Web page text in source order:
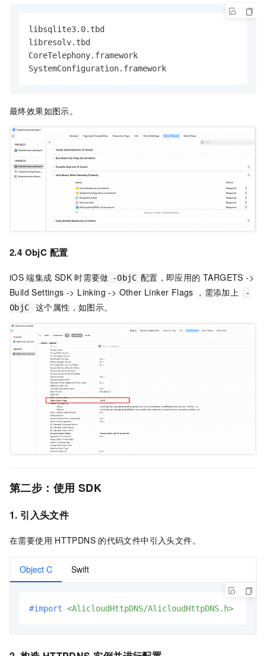
libsqlite3.0.tbd
libresolv.tbd
CoreTelephony.framework
SystemConfiguration.framework
最终效果如图示。
2.4 ObjC 配置
iOS 端集成 SDK 时需要做 -ObjC 配置，即应用的 TARGETS ->
Build Settings -> Linking -> Other Linker Flags ，需添加上
-
ObjC
这个属性，如图示。
第二步：使用 SDK
1. 引入头文件
在需要使用 HTTPDNS 的代码文件中引入头文件。
Object C Swift
#import <AlicloudHttpDNS/AlicloudHttpDNS.h>